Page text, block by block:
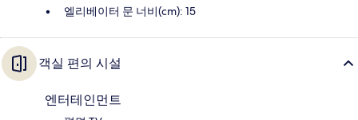
엘리베이터 문 너비(cm): 15
객실 편의 시설
엔터테인먼트